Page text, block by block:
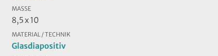
MASSE
8,5 x 10
MATERIAL / TECHNIK
Glasdiapositiv